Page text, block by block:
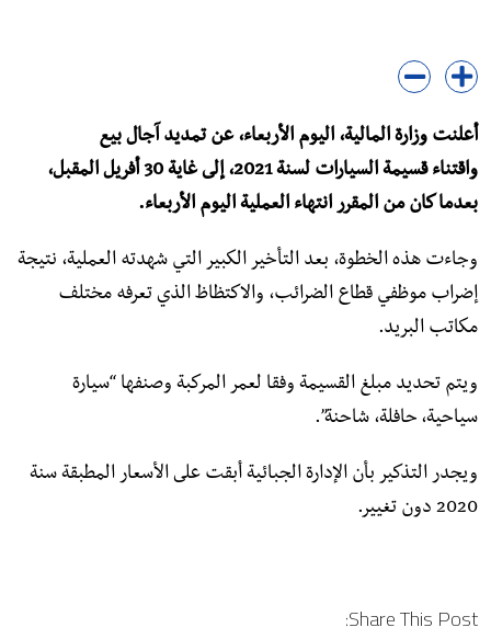
أعلنت وزارة المالية، اليوم الأربعاء، عن تمديد آجال بيع
واقتناء قسيمة السيارات لسنة 2021، إلى غاية 30 أفريل المقبل،
بعدما كان من المقرر انتهاء العملية اليوم الأربعاء.
وجاءت هذه الخطوة، بعد التأخير الكبير التي شهدته العملية، نتيجة
إضراب موظفي قطاع الضرائب، والاكتظاظ الذي تعرفه مختلف
مكاتب البريد.
ويتم تحديد مبلغ القسيمة وفقا لعمر المركبة وصنفها “سيارة
سياحية، حافلة، شاحنة”.
ويجدر التذكير بأن الإدارة الجبائية أبقت على الأسعار المطبقة سنة
2020 دون تغيير.
Share This Post: